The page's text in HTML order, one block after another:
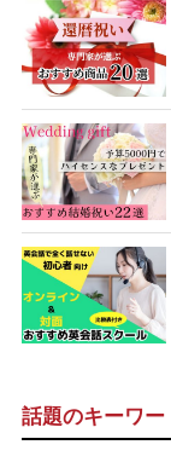
話題のキーワー